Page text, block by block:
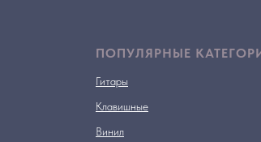
ПОПУЛЯРНЫЕ
Гитары
Клавишные
Винил